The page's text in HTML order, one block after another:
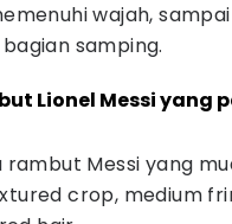
wajah, sampai
samping.
Lionel Messi yang
Messi yang
crop, medium